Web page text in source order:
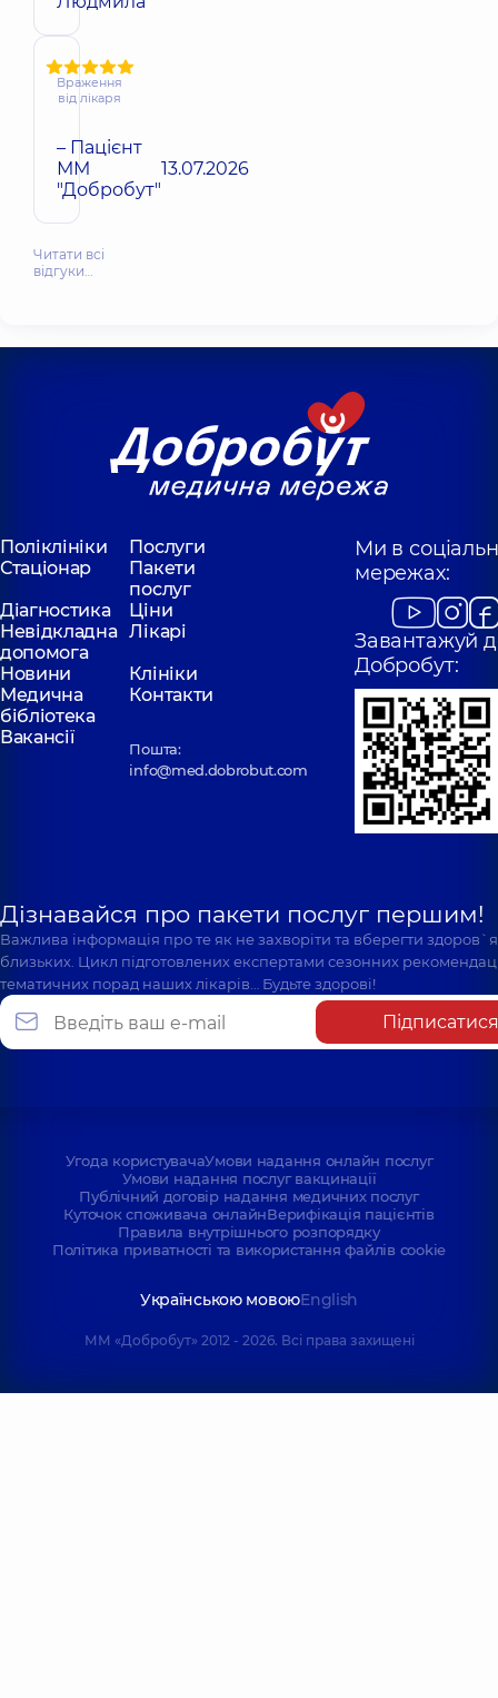
Враження
від лікаря
– Пацієнт
ММ
"Добробут"
13.07.2026
Читати всі
відгуки…
Поліклініки
Послуги
Стаціонар
Пакети
послуг
Діагностика
Ціни
Невідкладна
допомога
Лікарі
Новини
Клініки
Медична
бібліотека
Контакти
Вакансії
Пошта:
info@med.dobrobut.com
Ми в
мережах:
Завантажуй
Добробут:
Дізнавайся про пакети послуг першим!
Важлива інформація про те як не захворіти та вберегти
близьких. Цикл підготовлених експертами сезонних
тематичних порад наших лікарів… Будьте здорові!
Підписатися
Угода користувачаУмови надання онлайн послуг
Умови надання послуг вакцинації
Публічний договір надання медичних послуг
Куточок споживача онлайнВерифікація пацієнтів
Правила внутрішнього розпорядку
Політика приватності та використання файлів cookie
Українською мовоюEnglish
ММ «Добробут» 2012 - 2026. Всі права захищені